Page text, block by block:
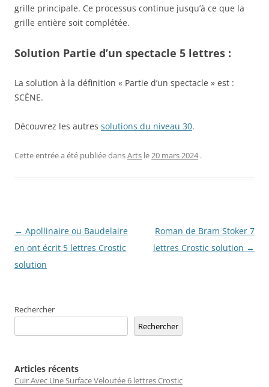
grille principale. Ce processus continue jusqu’à ce que la
grille entière soit complétée.
Solution Partie d’un spectacle 5 lettres :
La solution à la définition « Partie d’un spectacle » est :
SCÈNE.
Découvrez les autres solutions du niveau 30.
Cette entrée a été publiée dansArts le20 mars 2024 .
Navigation
des
articles
← Apollinaire ou Baudelaire
en ont écrit 5 lettres Crostic
solution
Roman de Bram Stoker 7
lettres Crostic solution →
Rechercher
Rechercher
Articles récents
Cuir Avec Une Surface Veloutée 6 lettres Crostic